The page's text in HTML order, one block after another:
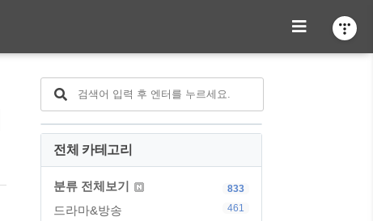
전체 카테고리
분류 전체보기 833
드라마&방송 461